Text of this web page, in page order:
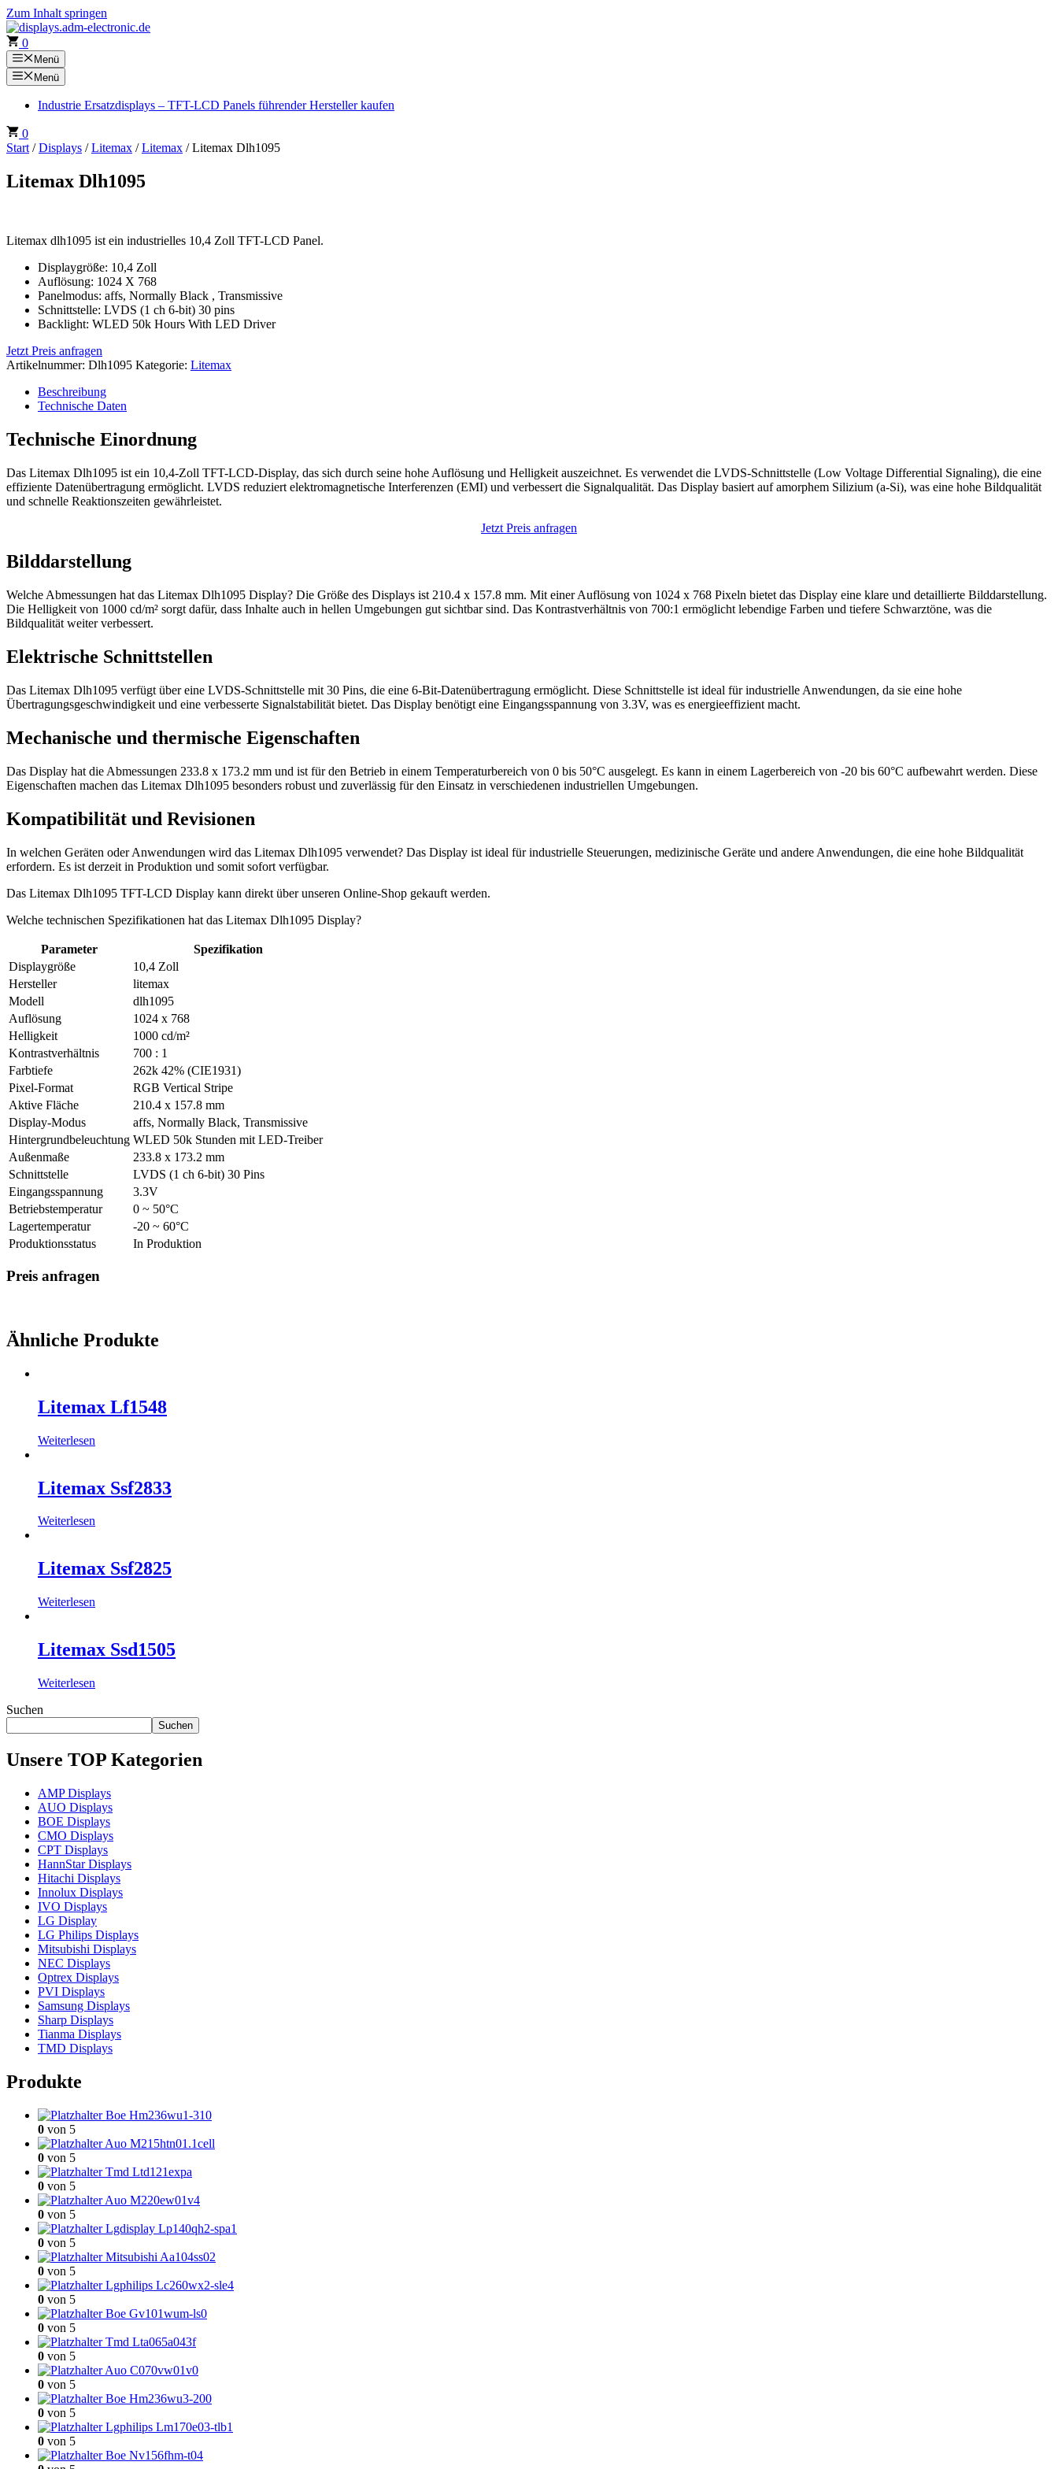
Zum Inhalt springen
0
Menü
Menü
Industrie Ersatzdisplays – TFT-LCD Panels führender Hersteller kaufen
0
Start /Displays /Litemax /Litemax / Litemax Dlh1095
Litemax Dlh1095
Litemax dlh1095 ist ein industrielles 10,4 Zoll TFT-LCD Panel.
Displaygröße: 10,4 Zoll
Auflösung: 1024 X 768
Panelmodus: affs, Normally Black , Transmissive
Schnittstelle: LVDS (1 ch 6-bit) 30 pins
Backlight: WLED 50k Hours With LED Driver
Jetzt Preis anfragen
Artikelnummer: Dlh1095 Kategorie: Litemax
Beschreibung
Technische Daten
Technische Einordnung
Das Litemax Dlh1095 ist ein 10,4-Zoll TFT-LCD-Display, das sich durch seine hohe Auflösung und Helligkeit auszeichnet. Es verwendet die LVDS-Schnittstelle (Low Voltage Differential Signaling), die eine
effiziente Datenübertragung ermöglicht. LVDS reduziert elektromagnetische Interferenzen (EMI) und verbessert die Signalqualität. Das Display basiert auf amorphem Silizium (a-Si), was eine hohe Bildqualität
und schnelle Reaktionszeiten gewährleistet.
Jetzt Preis anfragen
Bilddarstellung
Welche Abmessungen hat das Litemax Dlh1095 Display? Die Größe des Displays ist 210.4 x 157.8 mm. Mit einer Auflösung von 1024 x 768 Pixeln bietet das Display eine klare und detaillierte Bilddarstellung.
Die Helligkeit von 1000 cd/m² sorgt dafür, dass Inhalte auch in hellen Umgebungen gut sichtbar sind. Das Kontrastverhältnis von 700:1 ermöglicht lebendige Farben und tiefere Schwarztöne, was die
Bildqualität weiter verbessert.
Elektrische Schnittstellen
Das Litemax Dlh1095 verfügt über eine LVDS-Schnittstelle mit 30 Pins, die eine 6-Bit-Datenübertragung ermöglicht. Diese Schnittstelle ist ideal für industrielle Anwendungen, da sie eine hohe
Übertragungsgeschwindigkeit und eine verbesserte Signalstabilität bietet. Das Display benötigt eine Eingangsspannung von 3.3V, was es energieeffizient macht.
Mechanische und thermische Eigenschaften
Das Display hat die Abmessungen 233.8 x 173.2 mm und ist für den Betrieb in einem Temperaturbereich von 0 bis 50°C ausgelegt. Es kann in einem Lagerbereich von -20 bis 60°C aufbewahrt werden. Diese
Eigenschaften machen das Litemax Dlh1095 besonders robust und zuverlässig für den Einsatz in verschiedenen industriellen Umgebungen.
Kompatibilität und Revisionen
In welchen Geräten oder Anwendungen wird das Litemax Dlh1095 verwendet? Das Display ist ideal für industrielle Steuerungen, medizinische Geräte und andere Anwendungen, die eine hohe Bildqualität
erfordern. Es ist derzeit in Produktion und somit sofort verfügbar.
Das Litemax Dlh1095 TFT-LCD Display kann direkt über unseren Online-Shop gekauft werden.
Welche technischen Spezifikationen hat das Litemax Dlh1095 Display?
Parameter
Spezifikation
Displaygröße
10,4 Zoll
Hersteller
litemax
Modell
dlh1095
Auflösung
1024 x 768
Helligkeit
1000 cd/m²
Kontrastverhältnis
700 : 1
Farbtiefe
262k 42% (CIE1931)
Pixel-Format
RGB Vertical Stripe
Aktive Fläche
210.4 x 157.8 mm
Display-Modus
affs, Normally Black, Transmissive
Hintergrundbeleuchtung WLED 50k Stunden mit LED-Treiber
Außenmaße
233.8 x 173.2 mm
Schnittstelle
LVDS (1 ch 6-bit) 30 Pins
Eingangsspannung
3.3V
Betriebstemperatur
0 ~ 50°C
Lagertemperatur
-20 ~ 60°C
Produktionsstatus
In Produktion
Preis anfragen
Ähnliche Produkte
Litemax Lf1548
Weiterlesen
Litemax Ssf2833
Weiterlesen
Litemax Ssf2825
Weiterlesen
Litemax Ssd1505
Weiterlesen
Suchen
Suchen
Unsere TOP Kategorien
AMP Displays
AUO Displays
BOE Displays
CMO Displays
CPT Displays
HannStar Displays
Hitachi Displays
Innolux Displays
IVO Displays
LG Display
LG Philips Displays
Mitsubishi Displays
NEC Displays
Optrex Displays
PVI Displays
Samsung Displays
Sharp Displays
Tianma Displays
TMD Displays
Produkte
Boe Hm236wu1-310
0 von 5
Auo M215htn01.1cell
0 von 5
Tmd Ltd121expa
0 von 5
Auo M220ew01v4
0 von 5
Lgdisplay Lp140qh2-spa1
0 von 5
Mitsubishi Aa104ss02
0 von 5
Lgphilips Lc260wx2-sle4
0 von 5
Boe Gv101wum-ls0
0 von 5
Tmd Lta065a043f
0 von 5
Auo C070vw01v0
0 von 5
Boe Hm236wu3-200
0 von 5
Lgphilips Lm170e03-tlb1
0 von 5
Boe Nv156fhm-t04